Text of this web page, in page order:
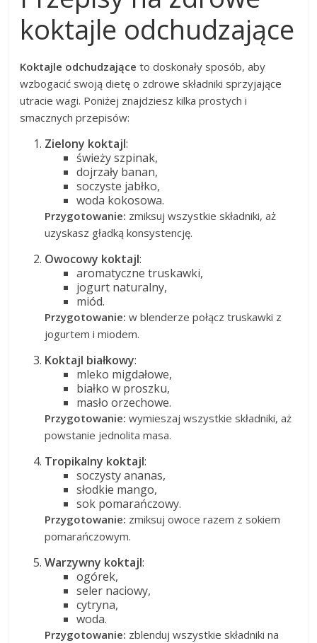
koktajle odchudzające
Koktajle odchudzające to doskonały sposób, aby
wzbogacić swoją dietę o zdrowe składniki sprzyjające
utracie wagi. Poniżej znajdziesz kilka prostych i
smacznych przepisów:
Zielony koktajl:
świeży szpinak,
dojrzały banan,
soczyste jabłko,
woda kokosowa.
Przygotowanie: zmiksuj wszystkie składniki, aż
uzyskasz gładką konsystencję.
Owocowy koktajl:
aromatyczne truskawki,
jogurt naturalny,
miód.
Przygotowanie: w blenderze połącz truskawki z
jogurtem i miodem.
Koktajl białkowy:
mleko migdałowe,
białko w proszku,
masło orzechowe.
Przygotowanie: wymieszaj wszystkie składniki, aż
powstanie jednolita masa.
Tropikalny koktajl:
soczysty ananas,
słodkie mango,
sok pomarańczowy.
Przygotowanie: zmiksuj owoce razem z sokiem
pomarańczowym.
Warzywny koktajl:
ogórek,
seler naciowy,
cytryna,
woda.
Przygotowanie: zblenduj wszystkie składniki na